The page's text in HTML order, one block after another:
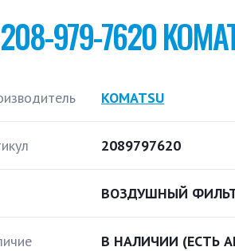
208-979-7620
KOMATSU
2089797620
ВОЗДУШНЫЙ
В НАЛИЧИИ (ЕСТЬ